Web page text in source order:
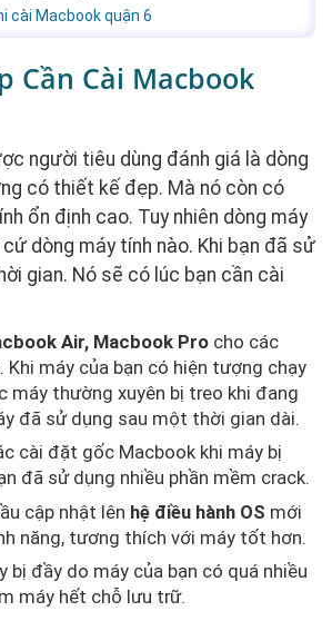
cài Macbook quận 6
Cần Cài Macbook
người tiêu dùng đánh giá là dòng
có thiết kế đẹp. Mà nó còn có
ổn định cao. Tuy nhiên dòng máy
dòng máy tính nào. Khi bạn đã sử
gian. Nó sẽ có lúc bạn cần cài
Air, Macbook Procho các
Khi máy của bạn có hiện tượng chạy
máy thường xuyên bị treo khi đang
đã sử dụng sau một thời gian dài.
cài đặt gốc Macbook khi máy bị
đã sử dụng nhiều phần mềm crack.
cập nhật lên hệ điều hành OS mới
năng, tương thích với máy tốt hơn.
bị đầy do máy của bạn có quá nhiều
máy hết chỗ lưu trữ.